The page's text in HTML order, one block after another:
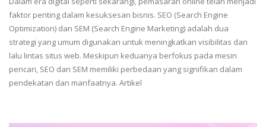
faktor penting dalam kesuksesan bisnis. SEO (Search Engine
Optimization) dan SEM (Search Engine Marketing) adalah dua
strategi yang umum digunakan untuk meningkatkan visibilitas dan
lalu lintas situs web. Meskipun keduanya berfokus pada mesin
pencari, SEO dan SEM memiliki perbedaan yang signifikan dalam
pendekatan dan manfaatnya. Artikel